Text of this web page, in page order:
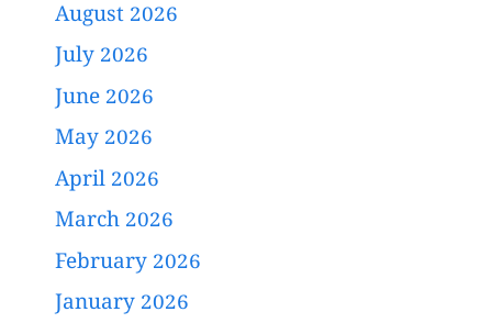
August 2026
July 2026
June 2026
May 2026
April 2026
March 2026
February 2026
January 2026